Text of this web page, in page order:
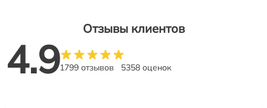
Отзывы клиентов
4.91799 отзывов 5358 оценок